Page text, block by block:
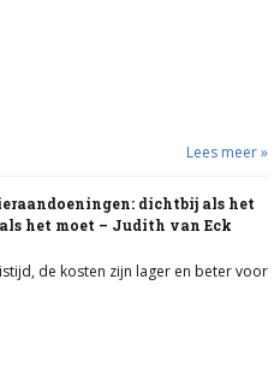
Lees meer »
dichtbij als het
het moet – Judith van Eck
de kosten zijn lager en beter voor